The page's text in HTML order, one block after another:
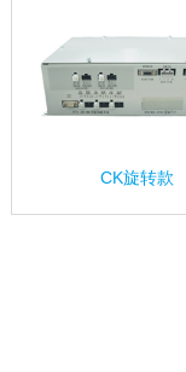
CK旋转款